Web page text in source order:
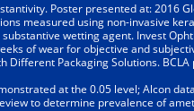
Poster presented at: 2016
measured using non-invasive
wetting agent. Invest
of wear for objective and
Packaging Solutions.
at the 0.05 level; Alcon
to determine prevalence of